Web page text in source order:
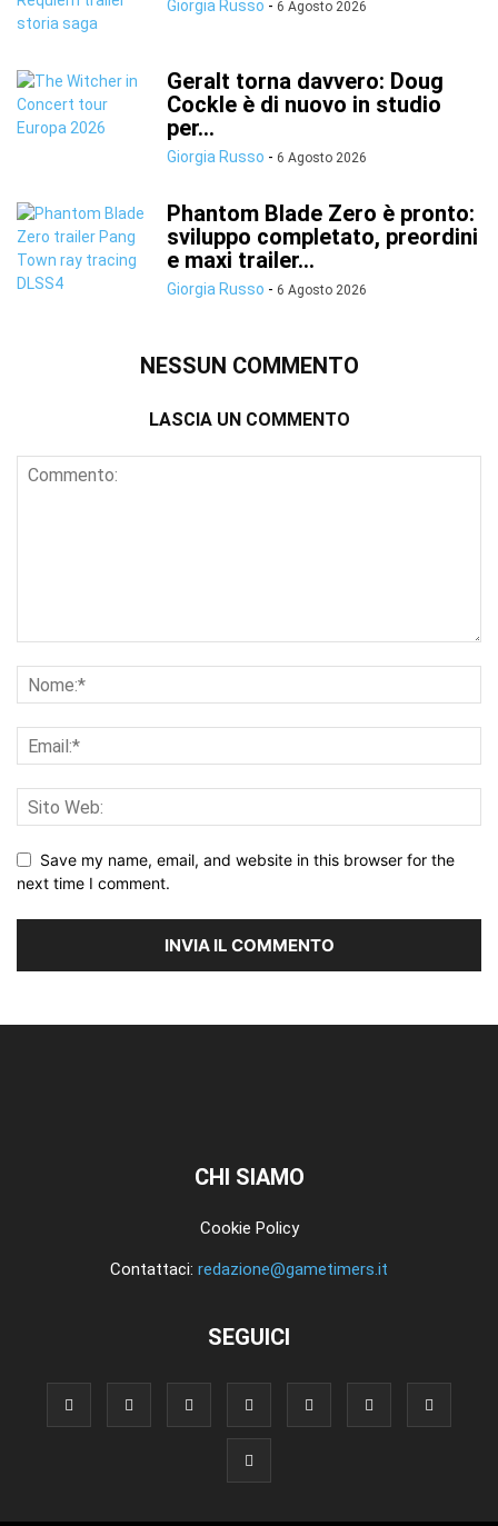
Giorgia Russo - 6 Agosto 2026
Geralt torna davvero: Doug
Cockle è di nuovo in studio
per...
Giorgia Russo - 6 Agosto 2026
Phantom Blade Zero è pronto:
sviluppo completato, preordini
e maxi trailer...
Giorgia Russo - 6 Agosto 2026
NESSUN COMMENTO
LASCIA UN COMMENTO
Save my name, email, and website in this browser for the
next time I comment.
CHI SIAMO
Cookie Policy
Contattaci: redazione@gametimers.it
SEGUICI